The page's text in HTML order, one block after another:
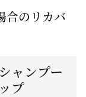
合のリカバ
ャンプー
プ